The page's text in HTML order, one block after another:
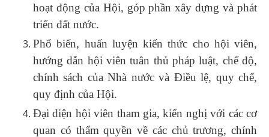
hoạt động của Hội, góp phần xây dựng và phát
triển đất nước.
Phổ biến, huấn luyện kiến thức cho hội viên,
hướng dẫn hội viên tuân thủ pháp luật, chế độ,
chính sách của Nhà nước và Điều lệ, quy chế,
quy định của Hội.
Đại diện hội viên tham gia, kiến nghị với các cơ
quan có thẩm quyền về các chủ trương, chính